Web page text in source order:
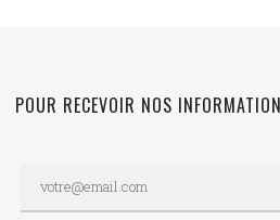
POUR RECEVOIR NOS